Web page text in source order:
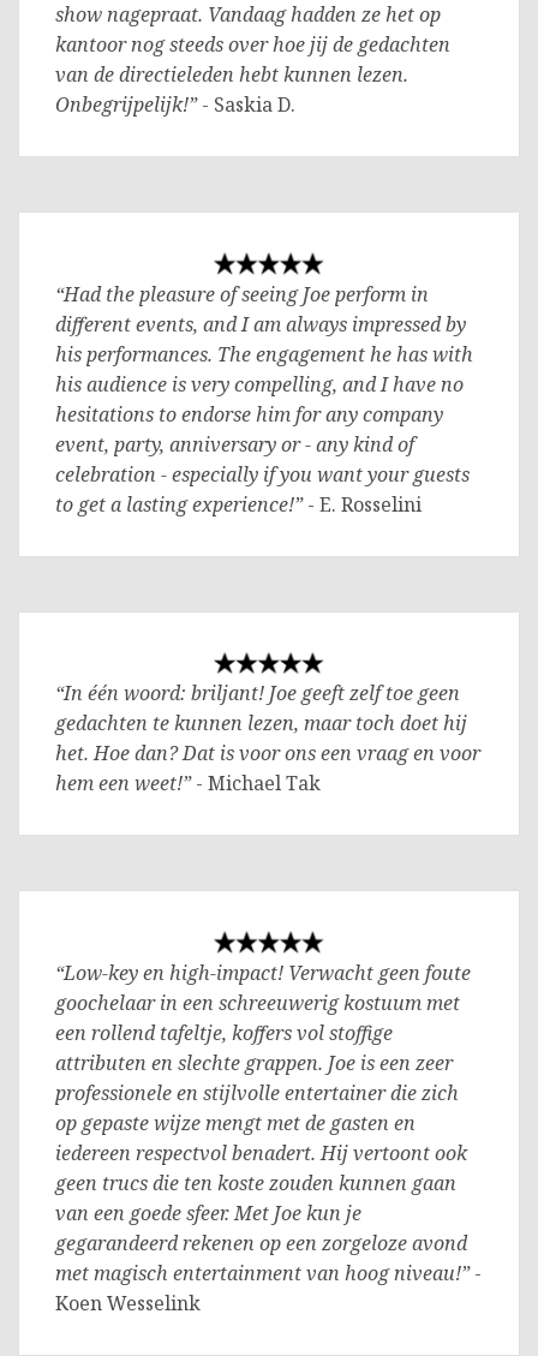
show nagepraat. Vandaag hadden ze het op
kantoor nog steeds over hoe jij de gedachten
van de directieleden hebt kunnen lezen.
Onbegrijpelijk!”- Saskia D.
“Had the pleasure of seeing Joe perform in
different events, and I am always impressed by
his performances. The engagement he has with
his audience is very compelling, and I have no
hesitations to endorse him for any company
event, party, anniversary or - any kind of
celebration - especially if you want your guests
to get a lasting experience!”- E. Rosselini
“In één woord: briljant! Joe geeft zelf toe geen
gedachten te kunnen lezen, maar toch doet hij
het. Hoe dan? Dat is voor ons een vraag en voor
hem een weet!”- Michael Tak
“Low-key en high-impact! Verwacht geen foute
goochelaar in een schreeuwerig kostuum met
een rollend tafeltje, koffers vol stoffige
attributen en slechte grappen. Joe is een zeer
professionele en stijlvolle entertainer die zich
op gepaste wijze mengt met de gasten en
iedereen respectvol benadert. Hij vertoont ook
geen trucs die ten koste zouden kunnen gaan
van een goede sfeer. Met Joe kun je
gegarandeerd rekenen op een zorgeloze avond
met magisch entertainment van hoog niveau!”-
Koen Wesselink